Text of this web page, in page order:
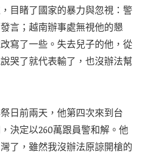
目睹了國家的暴力與忽視：警
言；越南辦事處無視他的懇
寫了一些。失去兒子的他，從
哭了就代表輸了，也沒辦法幫
日前兩天，他第四次來到台
決定以260萬跟員警和解。他
了，雖然我沒辦法原諒開槍的